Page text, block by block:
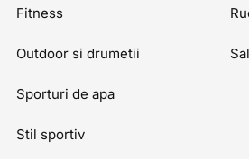
Fitness
Outdoor si drumetii
Sporturi de apa
Stil sportiv